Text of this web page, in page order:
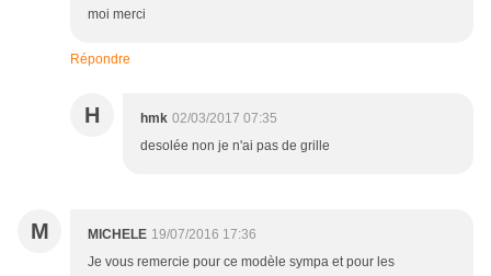
moi merci
Répondre
H hmk 02/03/2017 07:35
desolée non je n'ai pas de grille
M MICHELE 19/07/2016 17:36
Je vous remercie pour ce modèle sympa et pour les